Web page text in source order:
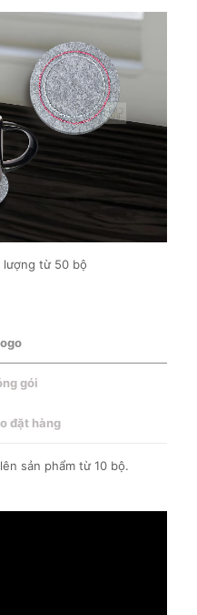
lượng từ 50 bộ
gói
đặt hàng
sản phẩm từ 10 bộ.